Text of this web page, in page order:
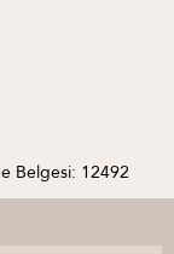
Belgesi: 12492